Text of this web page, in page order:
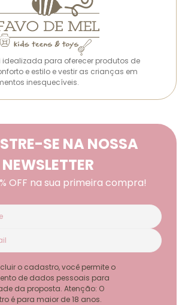
idealizada para oferecer produtos de
e estilo e vestir as crianças em
inesquecíveis.
SE NA NOSSA
NEWSLETTER
OFF na sua primeira compra!
o cadastro, você permite o
de dados pessoais para
da proposta. Atenção: O
é para maior de 18 anos.